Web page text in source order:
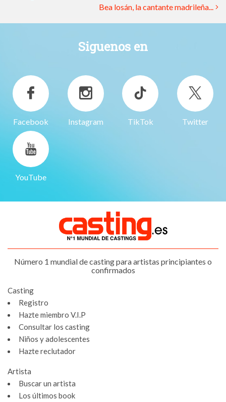
Bea losán, la cantante madrileña...
Siguenos en
Facebook Instagram TikTok Twitter
YouTube
Número 1 mundial de casting para artistas principiantes o
confirmados
Casting
Registro
Hazte miembro V.I.P
Consultar los casting
Niños y adolescentes
Hazte reclutador
Artista
Buscar un artista
Los últimos book